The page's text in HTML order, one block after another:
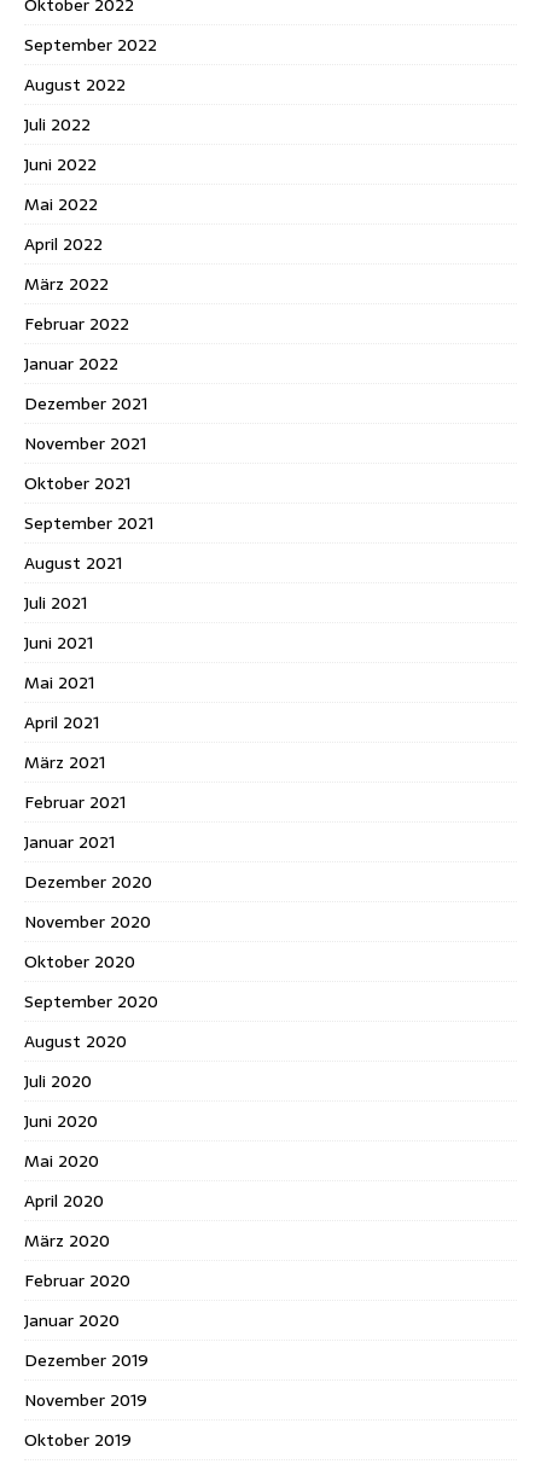
September 2022
August 2022
Juli 2022
Juni 2022
Mai 2022
April 2022
März 2022
Februar 2022
Januar 2022
Dezember 2021
November 2021
Oktober 2021
September 2021
August 2021
Juli 2021
Juni 2021
Mai 2021
April 2021
März 2021
Februar 2021
Januar 2021
Dezember 2020
November 2020
Oktober 2020
September 2020
August 2020
Juli 2020
Juni 2020
Mai 2020
April 2020
März 2020
Februar 2020
Januar 2020
Dezember 2019
November 2019
Oktober 2019